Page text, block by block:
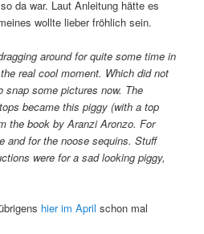
da war. Laut Anleitung hätte es
wollte lieber fröhlich sein.
around for quite some time in
real cool moment. Which did not
some pictures now. The
became this piggy (with a top
the book by Aranzi Aronzo. For
and for the noose sequins. Stuff
were for a sad looking piggy,
hier im Aprilschon mal